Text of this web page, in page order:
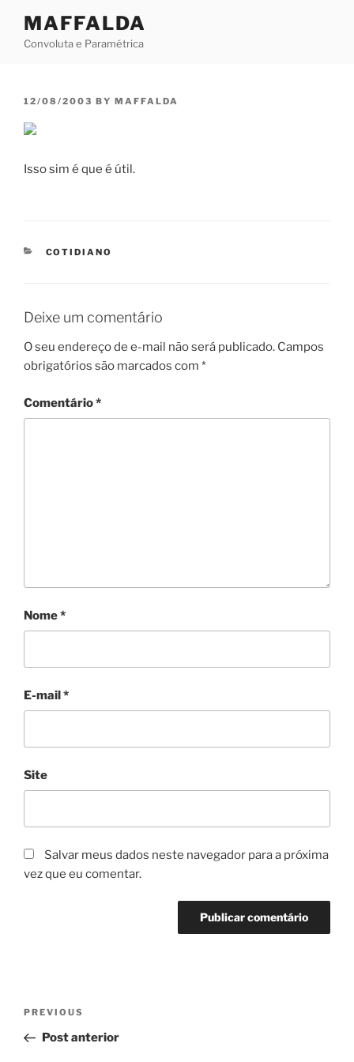
content
MAFFALDA
Convoluta e Paramétrica
POSTED
12/08/2003 BY MAFFALDA
Isso sim é que é útil.
CATEGORIES
COTIDIANO
Deixe um comentário
O seu endereço de e-mail não será publicado. Campos
obrigatórios são marcados com *
Comentário*
Nome*
E-mail*
Site
Salvar meus dados neste navegador para a próxima
vez que eu comentar.
Navegação
Post
Previous
Post
PREVIOUS
Post anterior